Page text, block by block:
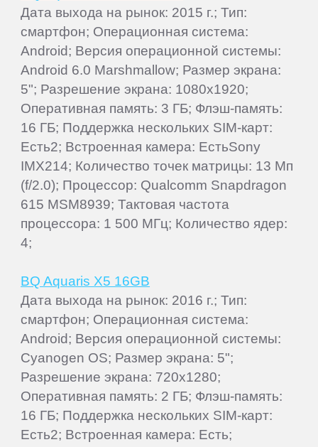
Дата выхода на рынок: 2015 г.; Тип:
смартфон; Операционная система:
Android; Версия операционной системы:
Android 6.0 Marshmallow; Размер экрана:
5"; Разрешение экрана: 1080x1920;
Оперативная память: 3 ГБ; Флэш-память:
16 ГБ; Поддержка нескольких SIM-карт:
Есть2; Встроенная камера: ЕстьSony
IMX214; Количество точек матрицы: 13 Мп
(f/2.0); Процессор: Qualcomm Snapdragon
615 MSM8939; Тактовая частота
процессора: 1 500 МГц; Количество ядер:
4;
BQ Aquaris X5 16GB
Дата выхода на рынок: 2016 г.; Тип:
смартфон; Операционная система:
Android; Версия операционной системы:
Cyanogen OS; Размер экрана: 5";
Разрешение экрана: 720x1280;
Оперативная память: 2 ГБ; Флэш-память:
16 ГБ; Поддержка нескольких SIM-карт:
Есть2; Встроенная камера: Есть;